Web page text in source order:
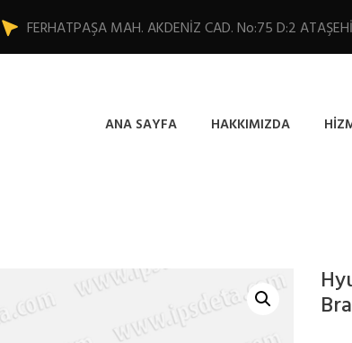
FERHATPAŞA MAH. AKDENİZ CAD. No:75 D:2
ANA SAYFA HAKKIMIZDA